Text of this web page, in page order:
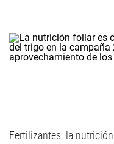
Fertilizantes: la